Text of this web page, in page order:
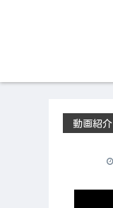
動画紹介